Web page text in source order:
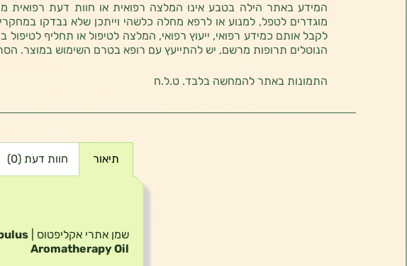
המידע באתר הילה בטבע אינו המלצה רפואית או חוות דעת רפואית
מוגדרים לטפל, למנוע או לרפא מחלה כלשהי וייתכן שלא נבדקו
לקבל אותם כמידע רפואי, ייעוץ רפואי, המלצה לטיפול או תחליף
הנוטלים תרופות מרשם, יש להתייעץ עם רופא בטרם השימוש במוצר.
התמונות באתר להמחשה בלבד. ט.ל.ח
תיאור חוות דעת (0)
שמן אתרי אקליפטוס |
Aromatherapy Oil